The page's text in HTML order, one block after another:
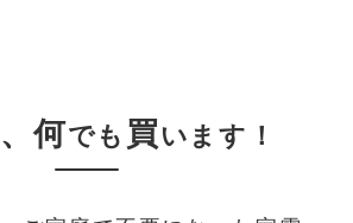
何でも 買 います！